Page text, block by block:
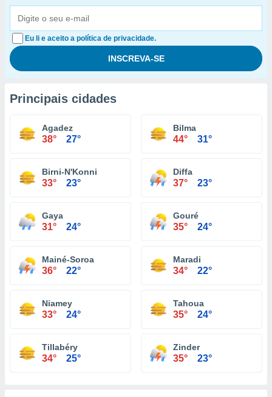
Eu li e aceito a política de privacidade.
Principais cidades
Agadez
38° 27°
Bilma
44° 31°
Birni-N'Konni
33° 23°
Diffa
37° 23°
Gaya
31° 24°
Gouré
35° 24°
Mainé-Soroa
36° 22°
Maradi
34° 22°
Niamey
33° 24°
Tahoua
35° 24°
Tillabéry
34° 25°
Zinder
35° 23°